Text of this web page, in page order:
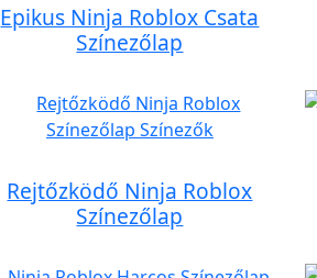
Epikus Ninja Roblox Csata
Színezőlap
Rejtőzködő Ninja Roblox
Színezőlap